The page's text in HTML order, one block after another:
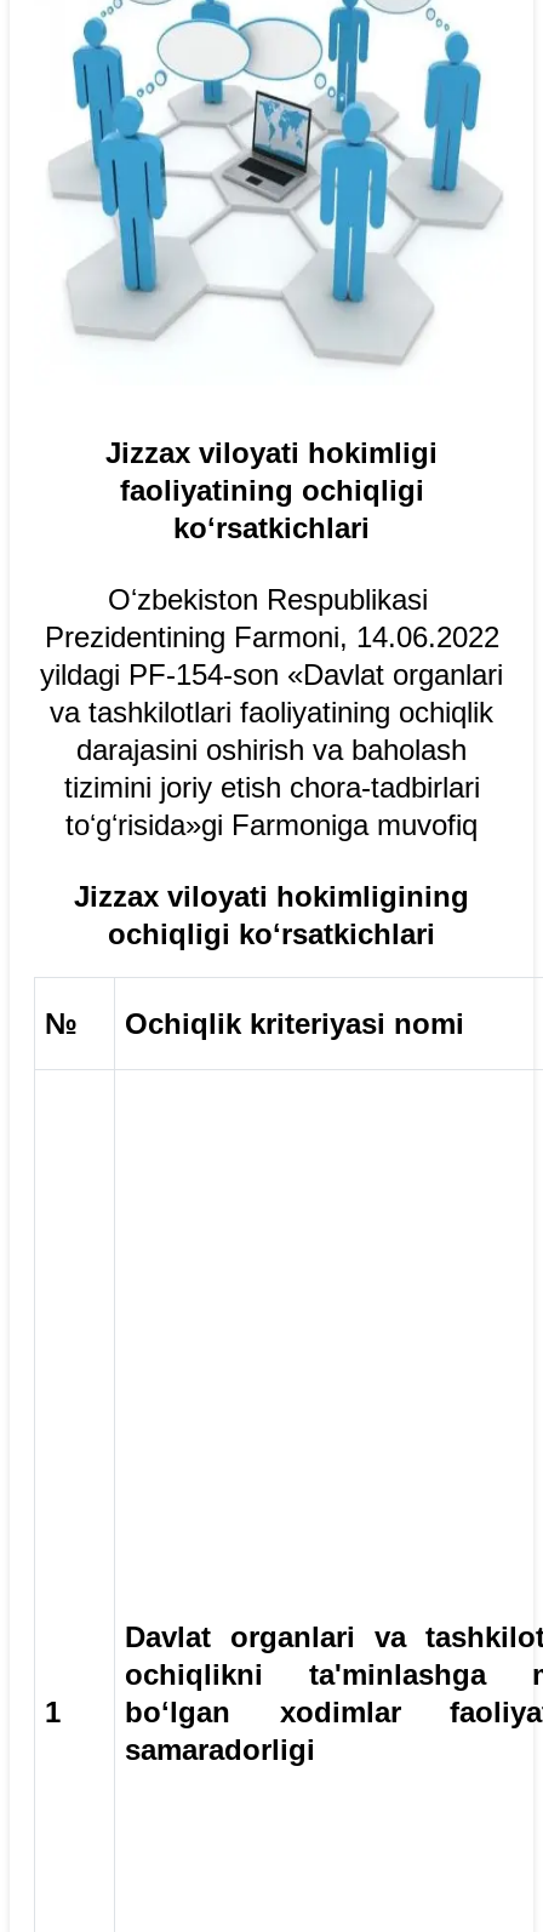
Jizzax viloyati hokimligi
faoliyatining ochiqligi
koʻrsatkichlari
Oʻzbekiston Respublikasi
Prezidentining Farmoni, 14.06.2022
yildagi PF-154-son «Davlat organlari
va tashkilotlari faoliyatining ochiqlik
darajasini oshirish va baholash
tizimini joriy etish chora-tadbirlari
toʻgʻrisida»gi Farmoniga muvofiq
Jizzax viloyati hokimligining
ochiqligi koʻrsatkichlari
№ Ochiqlik kriteriyasi nomi
1
Davlat organlari va
ochiqlikni ta'minlashga
boʻlgan xodimlar
samaradorligi